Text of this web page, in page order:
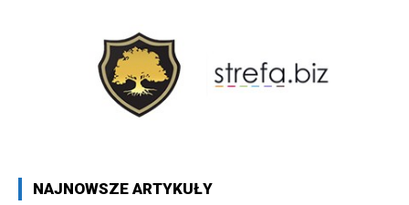
NAJNOWSZE ARTYKUŁY